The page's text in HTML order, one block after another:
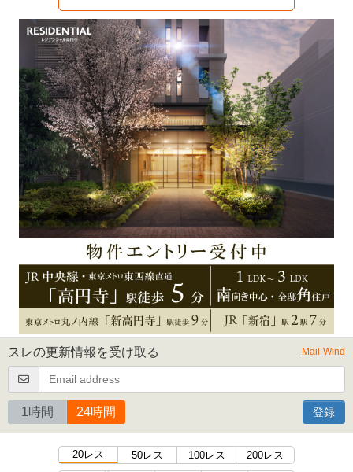
スレの更新情報を受け取る Mail-Wind
1時間 24時間 登録
20レス 50レス 100レス 200レス